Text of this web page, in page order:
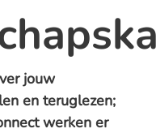
jouw
en teruglezen;
werken er